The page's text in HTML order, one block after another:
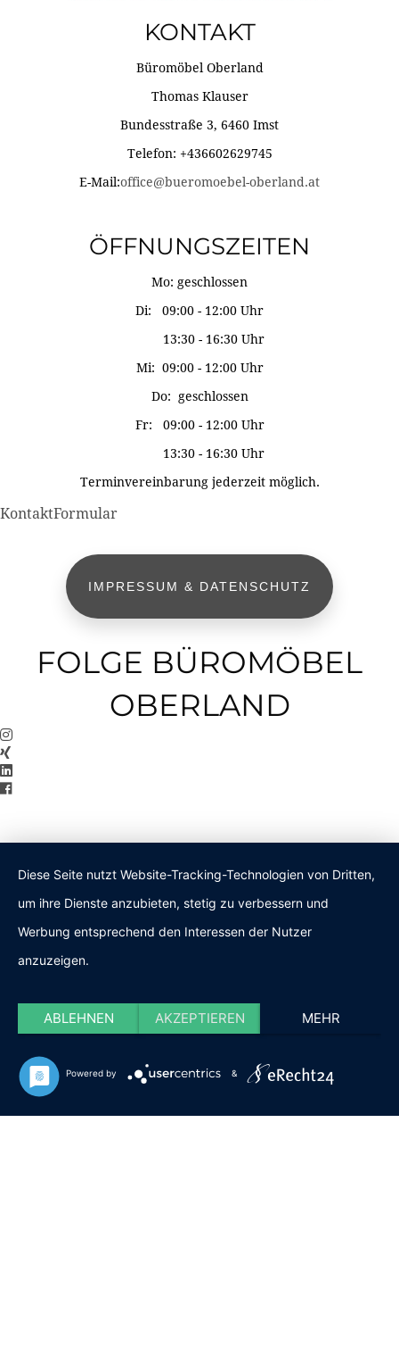
KONTAKT
Büromöbel Oberland
Thomas Klauser
Bundesstraße 3, 6460 Imst
Telefon: +436602629745
E-Mail:office@bueromoebel-oberland.at
ÖFFNUNGSZEITEN
Mo: geschlossen
Di: 09:00 - 12:00 Uhr
13:30 - 16:30 Uhr
Mi: 09:00 - 12:00 Uhr
Do: geschlossen
Fr: 09:00 - 12:00 Uhr
13:30 - 16:30 Uhr
Terminvereinbarung jederzeit möglich.
KontaktFormular
IMPRESSUM & DATENSCHUTZ
FOLGE BÜROMÖBEL
OBERLAND
Diese Seite nutzt Website-Tracking-Technologien von Dritten,
um ihre Dienste anzubieten, stetig zu verbessern und
Werbung entsprechend den Interessen der Nutzer
anzuzeigen.
ABLEHNEN AKZEPTIEREN MEHR
Powered by &